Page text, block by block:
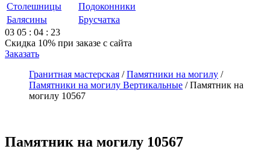
Столешницы
Подоконники
Балясины
Брусчатка
03 05 : 04 : 23
Скидка 10% при заказе с сайта
Заказать
Гранитная мастерская /Памятники на могилу /
Памятники на могилу Вертикальные /Памятник на
могилу 10567
Памятник на могилу 10567